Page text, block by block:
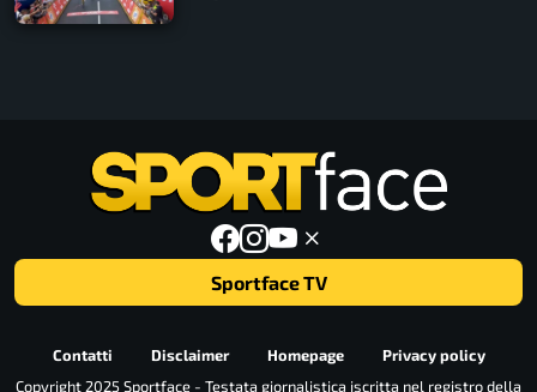
Sportface TV
Contatti Disclaimer Homepage
Privacy policy
Copyright 2025 Sportface - Testata giornalistica iscritta nel registro della